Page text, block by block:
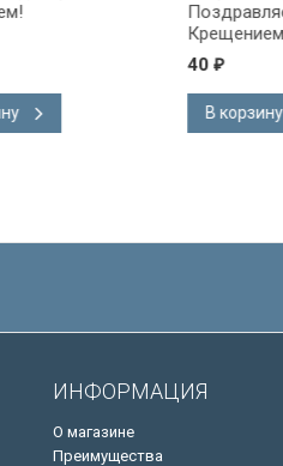
Поздравляем с
Крещением!
В корзину
ИНФОРМАЦИЯ
О магазине
Преимущества